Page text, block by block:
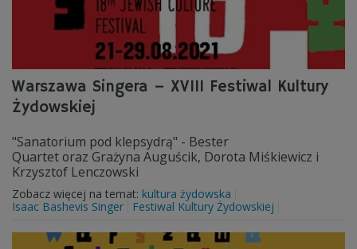
Warszawa Singera – XVIII Festiwal Kultury
Żydowskiej
"Sanatorium pod klepsydrą" - Bester
Quartet oraz Grażyna Auguścik, Dorota Miśkiewicz i
Krzysztof Lenczowski
Zobacz więcej na temat: kultura żydowska
Isaac Bashevis Singer
Festiwal Kultury Żydowskiej